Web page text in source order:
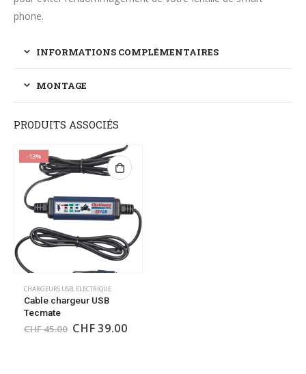
phone.
INFORMATIONS COMPLÉMENTAIRES
MONTAGE
PRODUITS ASSOCIÉS
-13%
CHARGEURS USB, ELECTRIQUE
Cable chargeur USB
Tecmate
CHF45.00 CHF39.00